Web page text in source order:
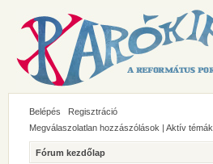
Belépés
Regisztráció
Megválaszolatlan hozzászólások | Aktív témák
Fórum kezdőlap